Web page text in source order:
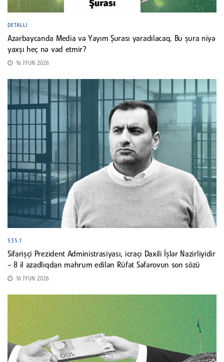
DETALLI
Azərbaycanda Media və Yayım Şurası yaradılacaq. Bu şura niyə
yaxşı heç nə vəd etmir?
16 İYUN 2026
535.1
Sifarişçi Prezident Administrasiyası, icraçı Daxili İşlər Nazirliyidir
– 8 il azadlıqdan məhrum edilən Rüfət Səfərovun son sözü
16 İYUN 2026